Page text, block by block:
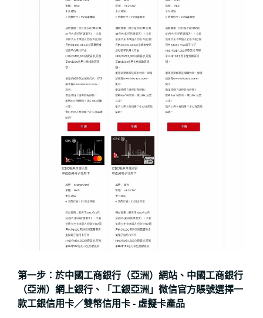
第一步：於中國工商銀行（亞洲）網站、中國工商銀行
（亞洲）網上銀行、「工銀亞洲」微信官方賬號選擇一
款工銀信用卡／雙幣信用卡 - 虛擬卡產品